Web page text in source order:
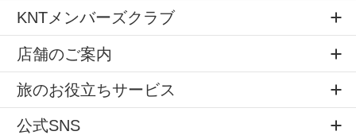
KNTメンバーズクラブ
店舗のご案内
旅のお役立ちサービス
公式SNS